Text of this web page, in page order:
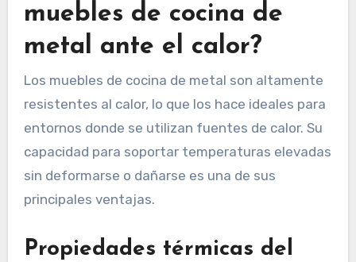
muebles de cocina de
metal ante el calor?
Los muebles de cocina de metal son altamente
resistentes al calor, lo que los hace ideales para
entornos donde se utilizan fuentes de calor. Su
capacidad para soportar temperaturas elevadas
sin deformarse o dañarse es una de sus
principales ventajas.
Propiedades térmicas del